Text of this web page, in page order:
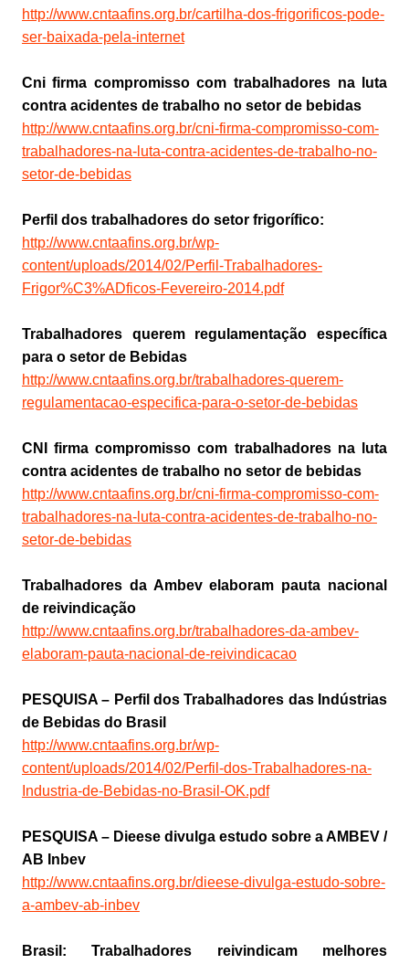
http://www.cntaafins.org.br/cartilha-dos-frigorificos-pode-
ser-baixada-pela-internet
Cni firma compromisso com trabalhadores na luta
contra acidentes de trabalho no setor de bebidas
http://www.cntaafins.org.br/cni-firma-compromisso-com-
trabalhadores-na-luta-contra-acidentes-de-trabalho-no-
setor-de-bebidas
Perfil dos trabalhadores do setor frigorífico:
http://www.cntaafins.org.br/wp-
content/uploads/2014/02/Perfil-Trabalhadores-
Frigor%C3%ADficos-Fevereiro-2014.pdf
Trabalhadores querem regulamentação específica
para o setor de Bebidas
http://www.cntaafins.org.br/trabalhadores-querem-
regulamentacao-especifica-para-o-setor-de-bebidas
CNI firma compromisso com trabalhadores na luta
contra acidentes de trabalho no setor de bebidas
http://www.cntaafins.org.br/cni-firma-compromisso-com-
trabalhadores-na-luta-contra-acidentes-de-trabalho-no-
setor-de-bebidas
Trabalhadores da Ambev elaboram pauta nacional
de reivindicação
http://www.cntaafins.org.br/trabalhadores-da-ambev-
elaboram-pauta-nacional-de-reivindicacao
PESQUISA – Perfil dos Trabalhadores das Indústrias
de Bebidas do Brasil
http://www.cntaafins.org.br/wp-
content/uploads/2014/02/Perfil-dos-Trabalhadores-na-
Industria-de-Bebidas-no-Brasil-OK.pdf
PESQUISA – Dieese divulga estudo sobre a AMBEV /
AB Inbev
http://www.cntaafins.org.br/dieese-divulga-estudo-sobre-
a-ambev-ab-inbev
Brasil: Trabalhadores reivindicam melhores